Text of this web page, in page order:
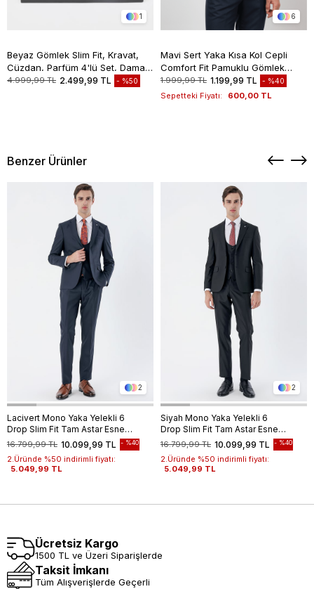
1
Beyaz Gömlek Slim Fit, Kravat,
Cüzdan, Parfüm 4'lü Set, Damat
Bohçası, Hediye Seti, Düğün Set
4.999,99 TL 2.499,99 TL %50
6
Mavi Sert Yaka Kısa Kol Cepli
Comfort Fit Pamuklu Gömlek
1004260258
1.999,99 TL 1.199,99 TL %40
Sepetteki Fiyatı: 600,00 TL
Benzer Ürünler
2
Lacivert Mono Yaka Yelekli 6
Drop Slim Fit Tam Astar Esnek
Takım Elbise 1001240186
10.099,99 TL
16.799,99 TL %40
2.Üründe %50 indirimli fiyatı:
5.049,99 TL
2
Siyah Mono Yaka Yelekli 6
Drop Slim Fit Tam Astar Esnek
Takım Elbise 1001240186
10.099,99 TL
16.799,99 TL %40
2.Üründe %50 indirimli fiyatı:
5.049,99 TL
Ücretsiz Kargo
1500 TL ve Üzeri Siparişlerde
Taksit İmkanı
Tüm Alışverişlerde Geçerli